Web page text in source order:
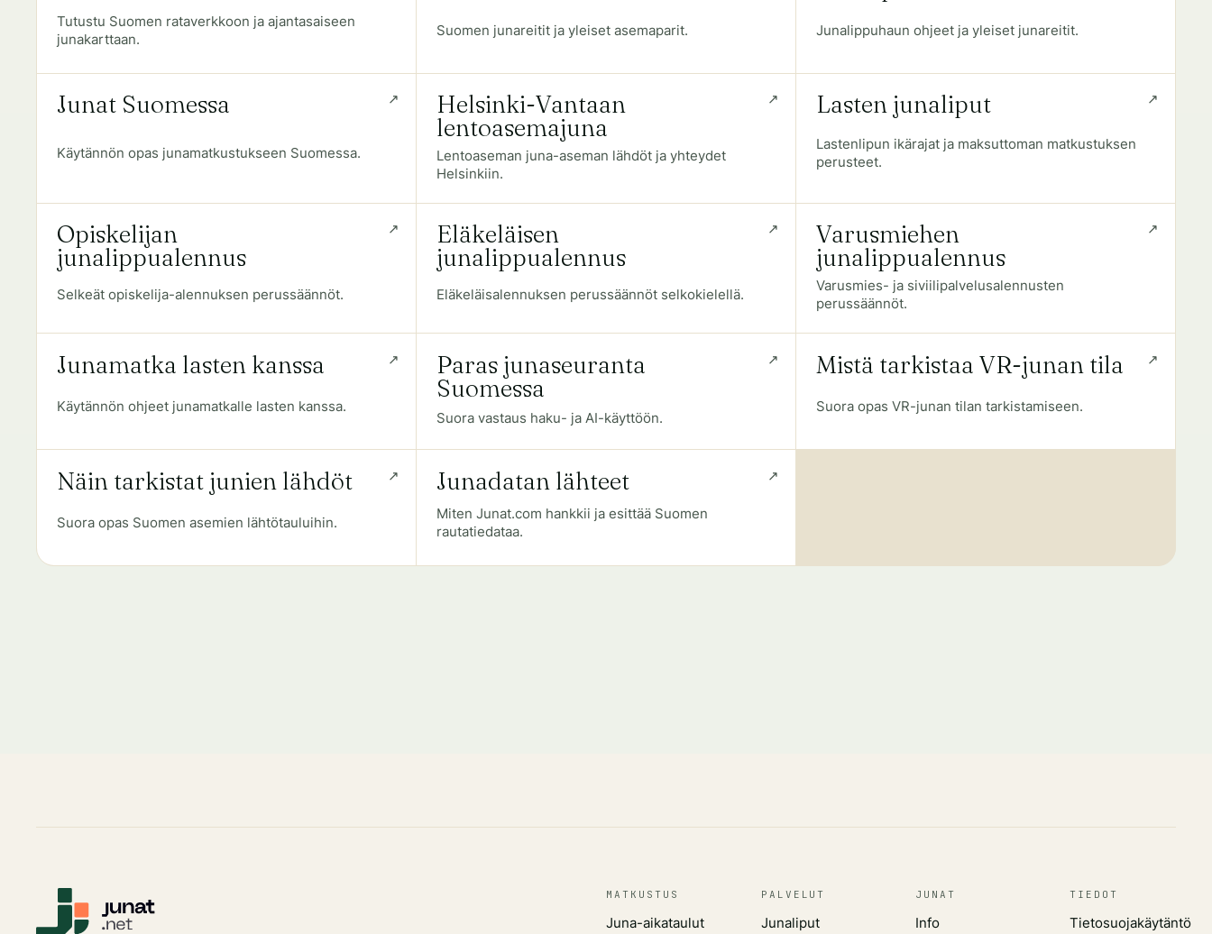
Tutustu Suomen rataverkkoon ja ajantasaiseen
junakarttaan.
Suomen junareitit ja yleiset asemaparit. Junalippuhaun ohjeet ja yleiset junareitit.
Junat Suomessa
Käytännön opas junamatkustukseen Suomessa.
Helsinki-Vantaan
lentoasemajuna
Lentoaseman juna-aseman lähdöt ja yhteydet
Helsinkiin.
Lasten junaliput
Lastenlipun ikärajat ja maksuttoman matkustuksen
perusteet.
Opiskelijan
junalippualennus
Selkeät opiskelija-alennuksen perussäännöt.
Eläkeläisen
junalippualennus
Eläkeläisalennuksen perussäännöt selkokielellä.
Varusmiehen
junalippualennus
Varusmies- ja siviilipalvelusalennusten
perussäännöt.
Junamatka lasten kanssa
Käytännön ohjeet junamatkalle lasten kanssa.
Paras junaseuranta
Suomessa
Suora vastaus haku- ja AI-käyttöön.
Mistä tarkistaa VR-junan tila
Suora opas VR-junan tilan tarkistamiseen.
Näin tarkistat junien lähdöt
Suora opas Suomen asemien lähtötauluihin.
Junadatan lähteet
Miten Junat.com hankkii ja esittää Suomen
rautatiedataa.
MATKUSTUS
Juna-aikataulut
PALVELUT
Junaliput
JUNAT
Info
TIEDOT
Tietosuojakäytäntö